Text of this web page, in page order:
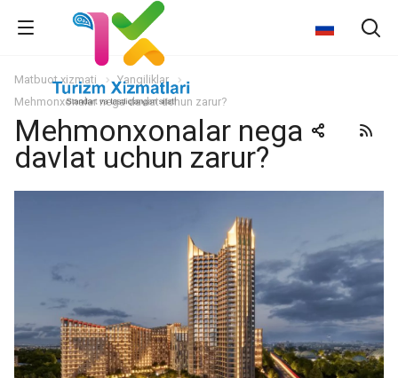
Matbuot xizmati
Yangiliklar
Mehmonxonalar nega davlat uchun zarur?
Mehmonxonalar nega
davlat uchun zarur?